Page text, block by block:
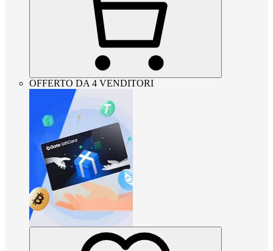
OFFERTO DA 4 VENDITORI